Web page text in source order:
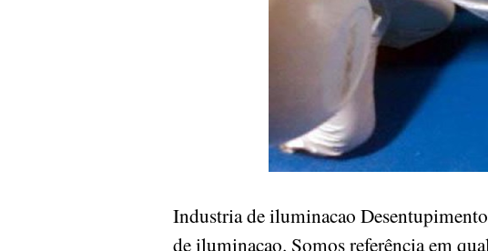
Industria de iluminacao
de iluminacao. Somos referência em